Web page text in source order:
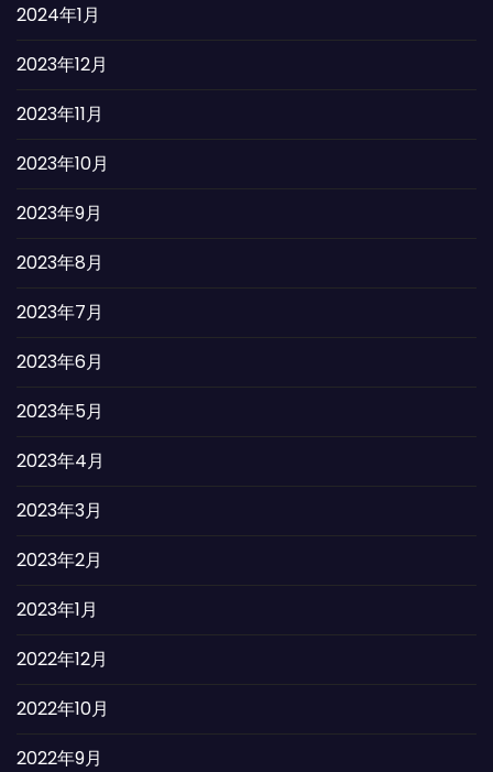
2024年1月
2023年12月
2023年11月
2023年10月
2023年9月
2023年8月
2023年7月
2023年6月
2023年5月
2023年4月
2023年3月
2023年2月
2023年1月
2022年12月
2022年10月
2022年9月